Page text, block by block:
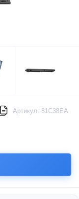
Артикул: 81C38EA